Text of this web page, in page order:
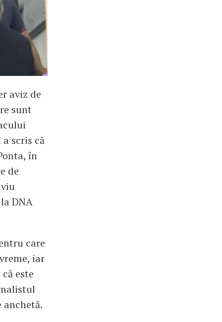
aviz de
sunt
scris că
în
de
DNA
care
iar
este
anchetă.